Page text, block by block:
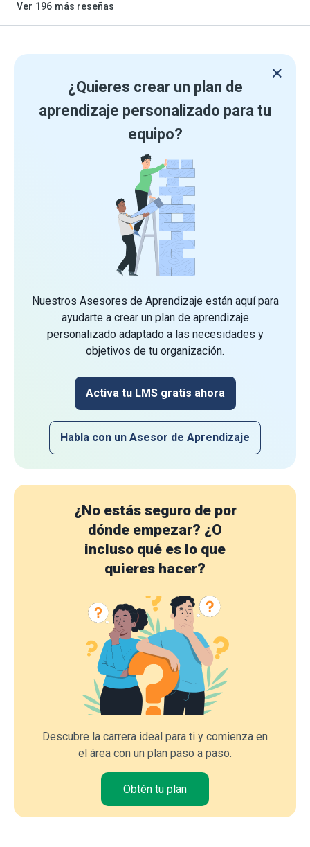
Ver 196 más reseñas
¿Quieres crear un plan de
aprendizaje personalizado para tu
equipo?
Nuestros Asesores de Aprendizaje están aquí para
ayudarte a crear un plan de aprendizaje
personalizado adaptado a las necesidades y
objetivos de tu organización.
Activa tu LMS gratis ahora
Habla con un Asesor de Aprendizaje
¿No estás seguro de por
dónde empezar? ¿O
incluso qué es lo que
quieres hacer?
Descubre la carrera ideal para ti y comienza en
el área con un plan paso a paso.
Obtén tu plan